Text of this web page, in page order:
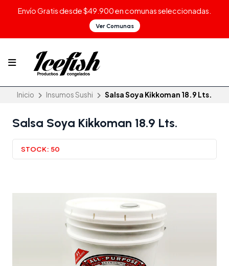
Envío Gratis desde $49.900 en comunas seleccionadas.
Ver Comunas
Inicio Insumos Sushi Salsa Soya Kikkoman 18.9 Lts.
Salsa Soya Kikkoman 18.9 Lts.
STOCK: 50